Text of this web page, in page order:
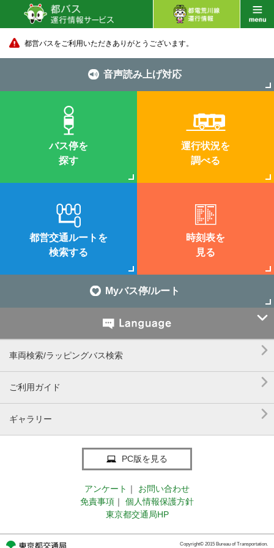
都営バスをご利用いただきありがとうございます。
音声読み上げ対応
バス停を
探す
運行状況を
調べる
都営交通ルートを
検索する
時刻表を
見る
Myバス停/ルート

車両検索/ラッピングバス検索 
ご利用ガイド 
ギャラリー 
PC版を見る
アンケート ｜
お問い合わせ
免責事項 ｜
個人情報保護方針
東京都交通局HP
Copyright© 2015 Bureau of Transportation.